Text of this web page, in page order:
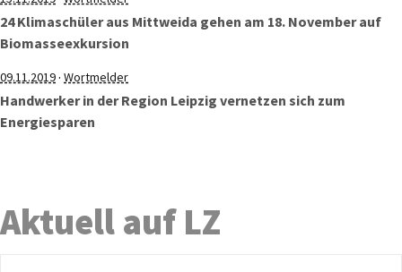
24 Klimaschüler aus Mittweida gehen am 18. November auf
Biomasseexkursion
09.11.2019· Wortmelder
Handwerker in der Region Leipzig vernetzen sich zum
Energiesparen
Aktuell auf LZ